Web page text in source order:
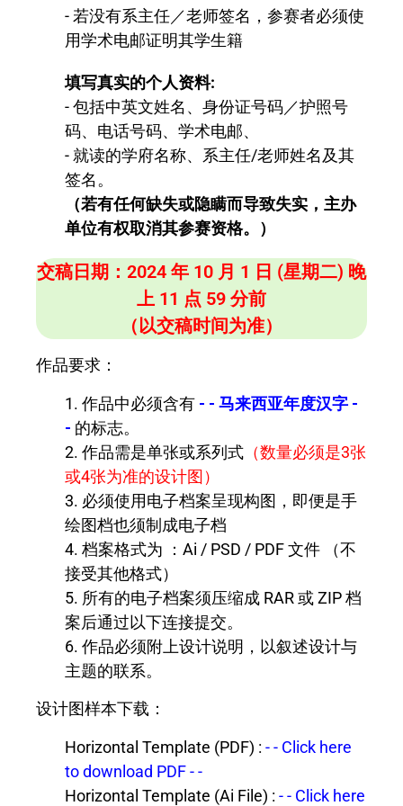
- 若没有系主任／老师签名，参赛者必须使
用学术电邮证明其学生籍
填写真实的个人资料:
- 包括中英文姓名、身份证号码／护照号
码、电话号码、学术电邮、
- 就读的学府名称、系主任/老师姓名及其
签名。
（若有任何缺失或隐瞒而导致失实，主办
单位有权取消其参赛资格。）
交稿日期：2024 年 10 月 1 日 (星期二) 晚
上 11 点 59 分前
（以交稿时间为准）
作品要求：
1. 作品中必须含有 - - 马来西亚年度汉字 -
- 的标志。
2. 作品需是单张或系列式 （数量必须是3张
或4张为准的设计图）
3. 必须使用电子档案呈现构图，即便是手
绘图档也须制成电子档
4. 档案格式为 ：Ai / PSD / PDF 文件 （不
接受其他格式）
5. 所有的电子档案须压缩成 RAR 或 ZIP 档
案后通过以下连接提交。
6. 作品必须附上设计说明，以叙述设计与
主题的联系。
设计图样本下载：
Horizontal Template (PDF) : - - Click here
to download PDF - -
Horizontal Template (Ai File) : - - Click here